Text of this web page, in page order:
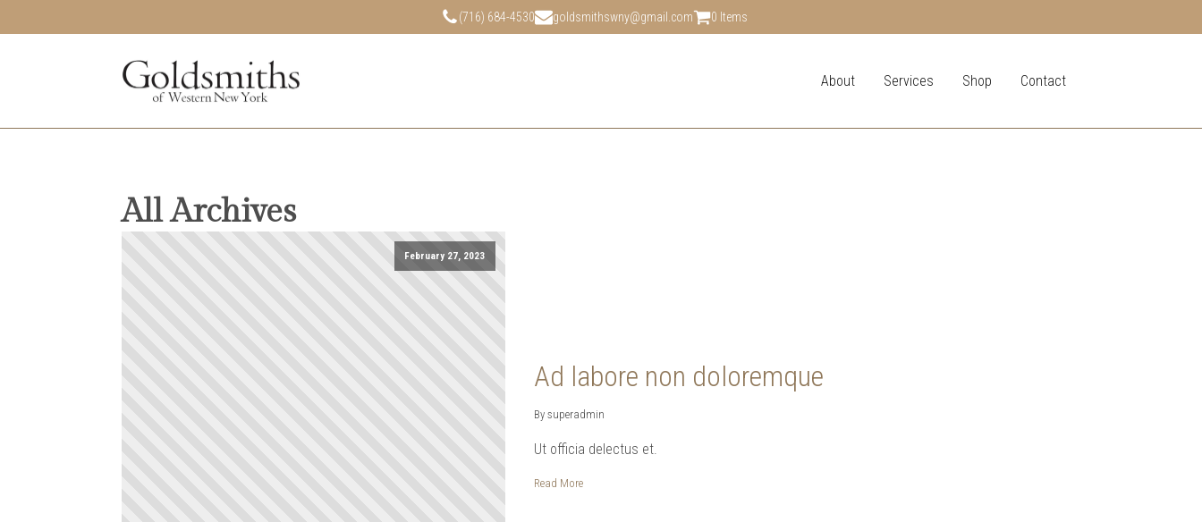
(716) 684-4530 goldsmithswny@gmail.com 0 Items
About Services Shop Contact
All Archives
February 27, 2023
Ad labore non doloremque
By superadmin
Ut officia delectus et.
Read More